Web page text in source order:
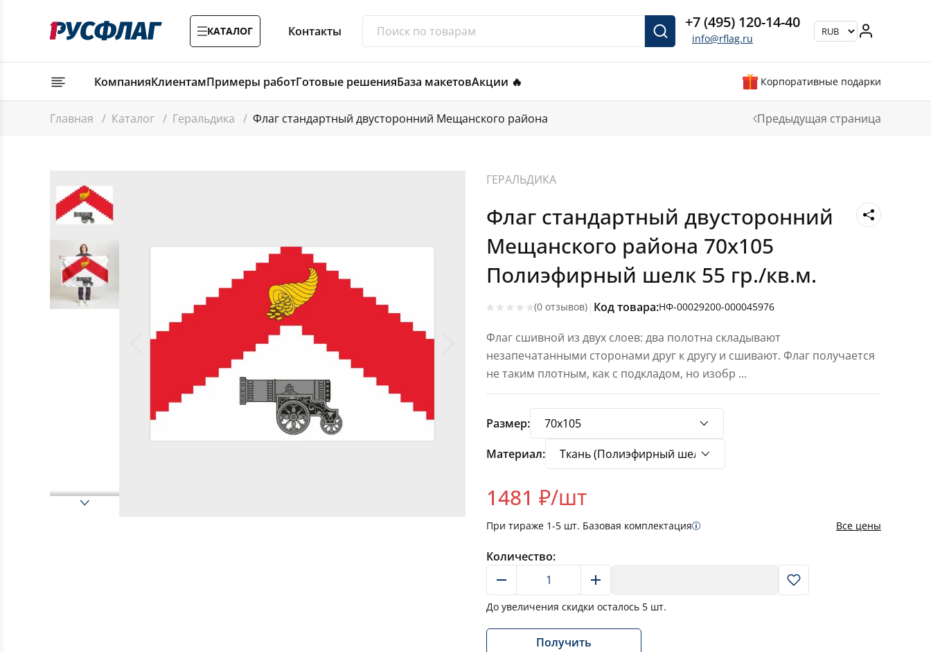
КАТАЛОГ Контакты +7 (495) 120-14-40
info@rflag.ru
КомпанияКлиентамПримеры работГотовые решенияБаза макетовАкции 🔥 Корпоративные подарки
Главная / Каталог / Геральдика / Флаг стандартный двусторонний Мещанского района Предыдущая страница
ГЕРАЛЬДИКА
Флаг стандартный двусторонний
Мещанского района 70х105
Полиэфирный шелк 55 гр./кв.м.
(0 отзывов) | Код товара:НФ-00029200-000045976
Флаг сшивной из двух слоев: два полотна складывают
незапечатанными сторонами друг к другу и сшивают. Флаг получается
не таким плотным, как с подкладом, но изобр ...
Размер:
Материал:
1481 ₽/шт
При тираже 1-5 шт. Базовая комплектация Все цены
Количество:
До увеличения скидки осталось 5 шт.
Получить